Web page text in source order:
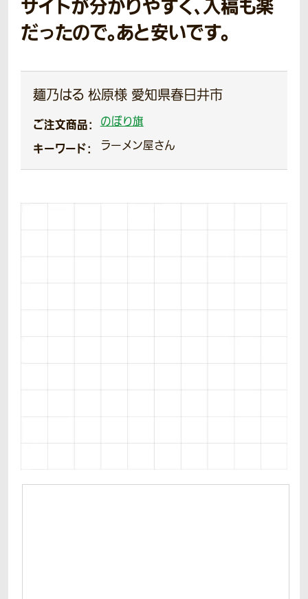
サイトが分かりやすく、入稿も楽
だったので。あと安いです。
麺乃はる 松原様 愛知県春日井市
ご注文商品： のぼり旗
キーワード： ラーメン屋さん